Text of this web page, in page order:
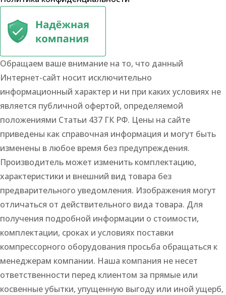
Обращаем ваше внимание на то, что данный
Интернет-сайт носит исключительно
информационный характер и ни при каких условиях не
является публичной офертой, определяемой
положениями Статьи 437 ГК РФ. Цены на сайте
приведены как справочная информация и могут быть
изменены в любое время без предупреждения.
Производитель может изменить комплектацию,
характеристики и внешний вид товара без
предварительного уведомления. Изображения могут
отличаться от действительного вида товара. Для
получения подробной информации о стоимости,
комплектации, сроках и условиях поставки
компрессорного оборудования просьба обращаться к
менеджерам компании. Наша компания не несет
ответственности перед клиентом за прямые или
косвенные убытки, упущенную выгоду или иной ущерб,